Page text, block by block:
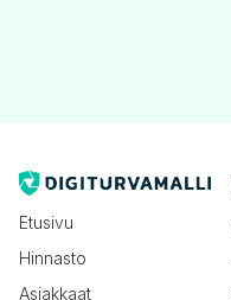
Etusivu
Hinnasto
Asiakkaat